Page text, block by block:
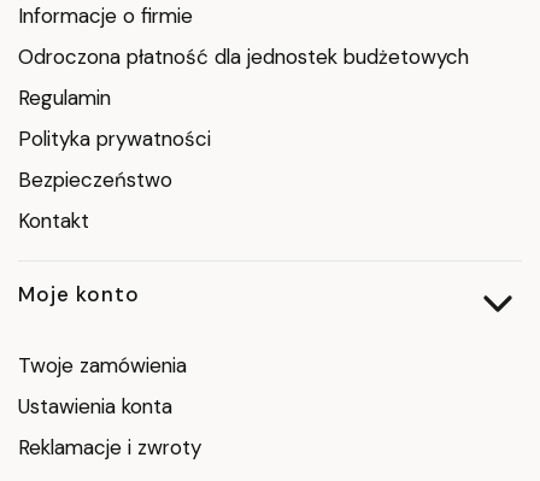
Informacje o firmie
Odroczona płatność dla jednostek budżetowych
Regulamin
Polityka prywatności
Bezpieczeństwo
Kontakt
Moje konto
Twoje zamówienia
Ustawienia konta
Reklamacje i zwroty